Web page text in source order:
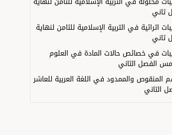
في التربية الإسلامية للثامن لنهاية
حالات المادة في العلوم
الثاني
والممدود في اللغة العربية للعاشر